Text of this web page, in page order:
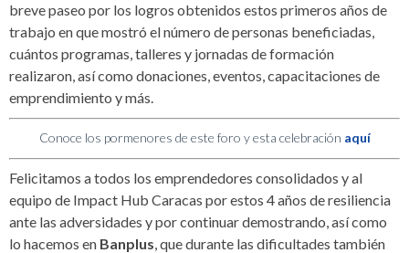
breve paseo por los logros obtenidos estos primeros años de
trabajo en que mostró el número de personas beneficiadas,
cuántos programas, talleres y jornadas de formación
realizaron, así como donaciones, eventos, capacitaciones de
emprendimiento y más.
Conoce los pormenores de este foro y esta celebración aquí
Felicitamos a todos los emprendedores consolidados y al
equipo de Impact Hub Caracas por estos 4 años de resiliencia
ante las adversidades y por continuar demostrando, así como
lo hacemos en Banplus, que durante las dificultades también